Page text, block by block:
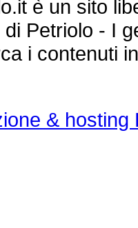
è un sito
Petriolo - I
i contenuti
& hosting